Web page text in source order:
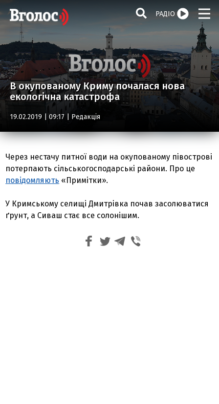
РАДІО
В окупованому Криму почалася нова
екологічна катастрофа
19.02.2019 | 09:17 | Редакція
Через нестачу питної води на окупованому півострові
потерпають сільськогосподарські райони. Про це
повідомляють «Примітки».
У Кримському селищі Дмитрівка почав засолюватися
ґрунт, а Сиваш стає все солонішим.